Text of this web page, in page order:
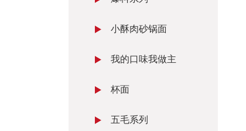
小酥肉砂锅面
我的口味我做主
杯面
五毛系列